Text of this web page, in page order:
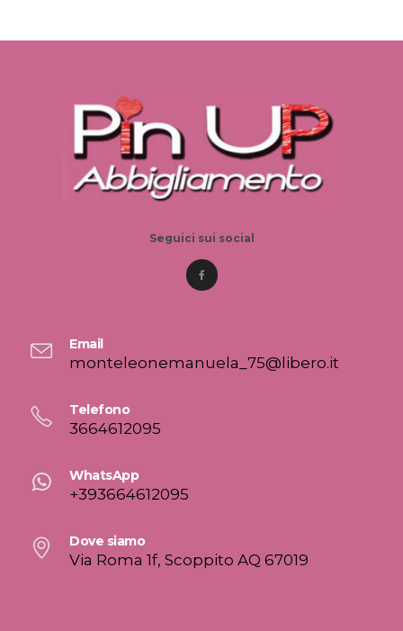
Seguici sui social
Email
monteleonemanuela_75@libero.it
Telefono
3664612095
WhatsApp
+393664612095
Dove siamo
Via Roma 1f, Scoppito AQ 67019